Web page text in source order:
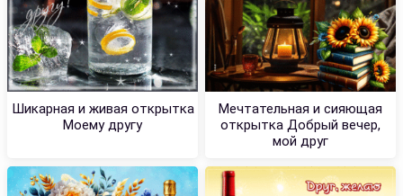
Шикарная и живая открытка
Моему другу
Мечтательная и сияющая
открытка Добрый вечер,
мой друг